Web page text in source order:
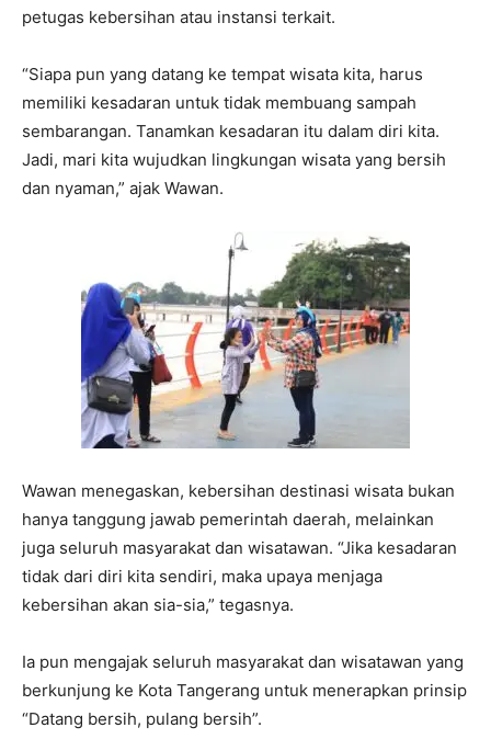
petugas kebersihan atau instansi terkait.
“Siapa pun yang datang ke tempat wisata kita, harus
memiliki kesadaran untuk tidak membuang sampah
sembarangan. Tanamkan kesadaran itu dalam diri kita.
Jadi, mari kita wujudkan lingkungan wisata yang bersih
dan nyaman,” ajak Wawan.
Wawan menegaskan, kebersihan destinasi wisata bukan
hanya tanggung jawab pemerintah daerah, melainkan
juga seluruh masyarakat dan wisatawan. “Jika kesadaran
tidak dari diri kita sendiri, maka upaya menjaga
kebersihan akan sia-sia,” tegasnya.
Ia pun mengajak seluruh masyarakat dan wisatawan yang
berkunjung ke Kota Tangerang untuk menerapkan prinsip
“Datang bersih, pulang bersih”.